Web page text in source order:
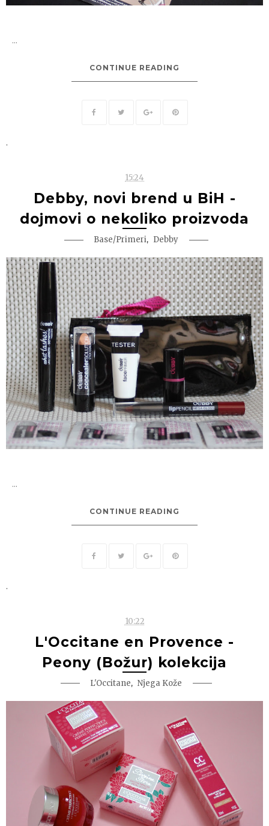
...
CONTINUE READING
.
15:24
Debby, novi brend u BiH -
dojmovi o nekoliko proizvoda
Base/Primeri, Debby
...
CONTINUE READING
.
10:22
L'Occitane en Provence -
Peony (Božur) kolekcija
L'Occitane, Njega Kože